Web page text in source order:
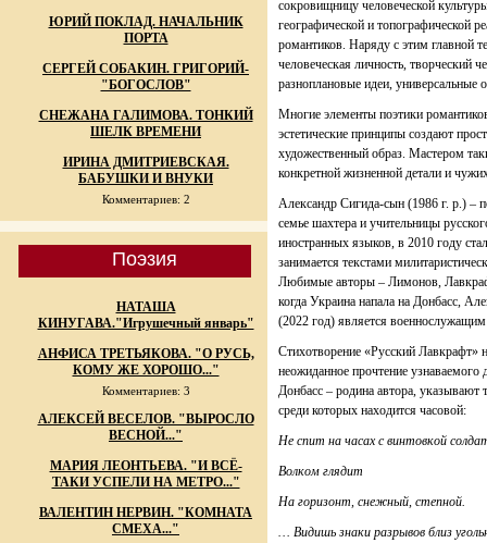
ЮРИЙ ПОКЛАД. НАЧАЛЬНИК
ПОРТА
СЕРГЕЙ СОБАКИН. ГРИГОРИЙ-
"БОГОСЛОВ"
СНЕЖАНА ГАЛИМОВА. ТОНКИЙ
ШЕЛК ВРЕМЕНИ
ИРИНА ДМИТРИЕВСКАЯ.
БАБУШКИ И ВНУКИ
Комментариев: 2
Поэзия
НАТАША
КИНУГАВА."Игрушечный январь"
АНФИСА ТРЕТЬЯКОВА. "О РУСЬ,
КОМУ ЖЕ ХОРОШО..."
Комментариев: 3
АЛЕКСЕЙ ВЕСЕЛОВ. "ВЫРОСЛО
ВЕСНОЙ..."
МАРИЯ ЛЕОНТЬЕВА. "И ВСЁ-
ТАКИ УСПЕЛИ НА МЕТРО..."
ВАЛЕНТИН НЕРВИН. "КОМНАТА
СМЕХА..."
сокровищницу человеческой
географической и топографической
романтиков. Наряду с этим главной
человеческая личность, творческий
разноплановые идеи, универсальные
Многие элементы поэтики
эстетические принципы создают
художественный образ. Мастером
конкретной жизненной детали и
Александр Сигида-сын (1986 г. р.) –
семье шахтера и учительницы
иностранных языков, в 2010 году
занимается текстами
Любимые авторы – Лимонов,
когда Украина напала на Донбасс,
(2022 год) является
Стихотворение «Русский Лавкрафт»
неожиданное прочтение
Донбасс – родина автора, указывают
среди которых находится часовой:
Не спит на часах с винтовкой
Волком глядит
На горизонт, снежный, степной.
… Видишь знаки разрывов близ